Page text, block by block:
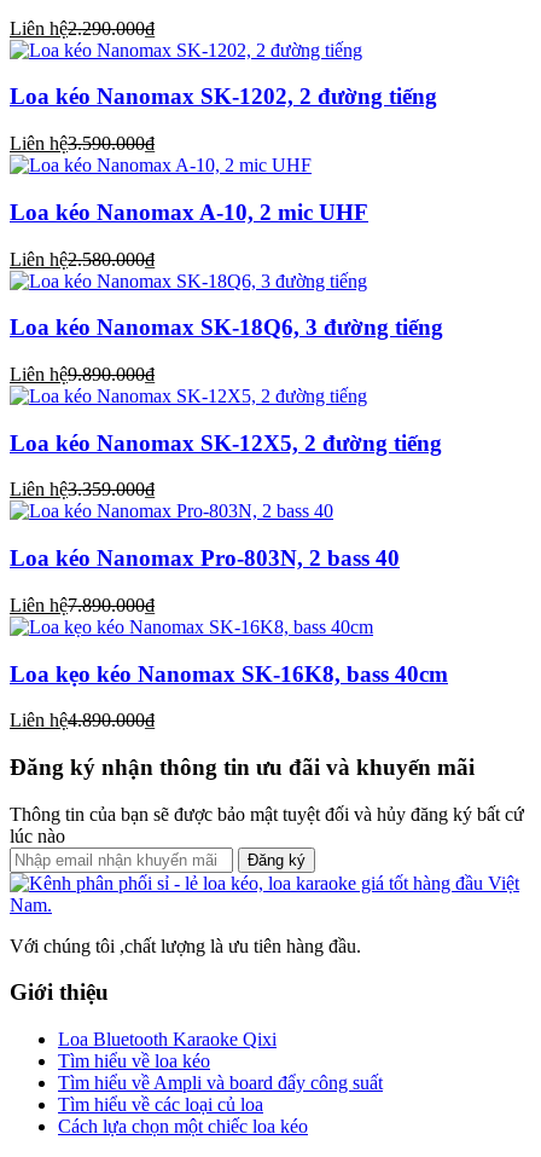
Liên hệ2.290.000₫
Loa kéo Nanomax SK-1202, 2 đường tiếng
Liên hệ3.590.000₫
Loa kéo Nanomax A-10, 2 mic UHF
Liên hệ2.580.000₫
Loa kéo Nanomax SK-18Q6, 3 đường tiếng
Liên hệ9.890.000₫
Loa kéo Nanomax SK-12X5, 2 đường tiếng
Liên hệ3.359.000₫
Loa kéo Nanomax Pro-803N, 2 bass 40
Liên hệ7.890.000₫
Loa kẹo kéo Nanomax SK-16K8, bass 40cm
Liên hệ4.890.000₫
Đăng ký nhận thông tin ưu đãi và khuyến mãi
Thông tin của bạn sẽ được bảo mật tuyệt đối và hủy đăng ký bất cứ
lúc nào
Đăng ký
Với chúng tôi ,chất lượng là ưu tiên hàng đầu.
Giới thiệu
Loa Bluetooth Karaoke Qixi
Tìm hiểu về loa kéo
Tìm hiểu về Ampli và board đẩy công suất
Tìm hiểu về các loại củ loa
Cách lựa chọn một chiếc loa kéo